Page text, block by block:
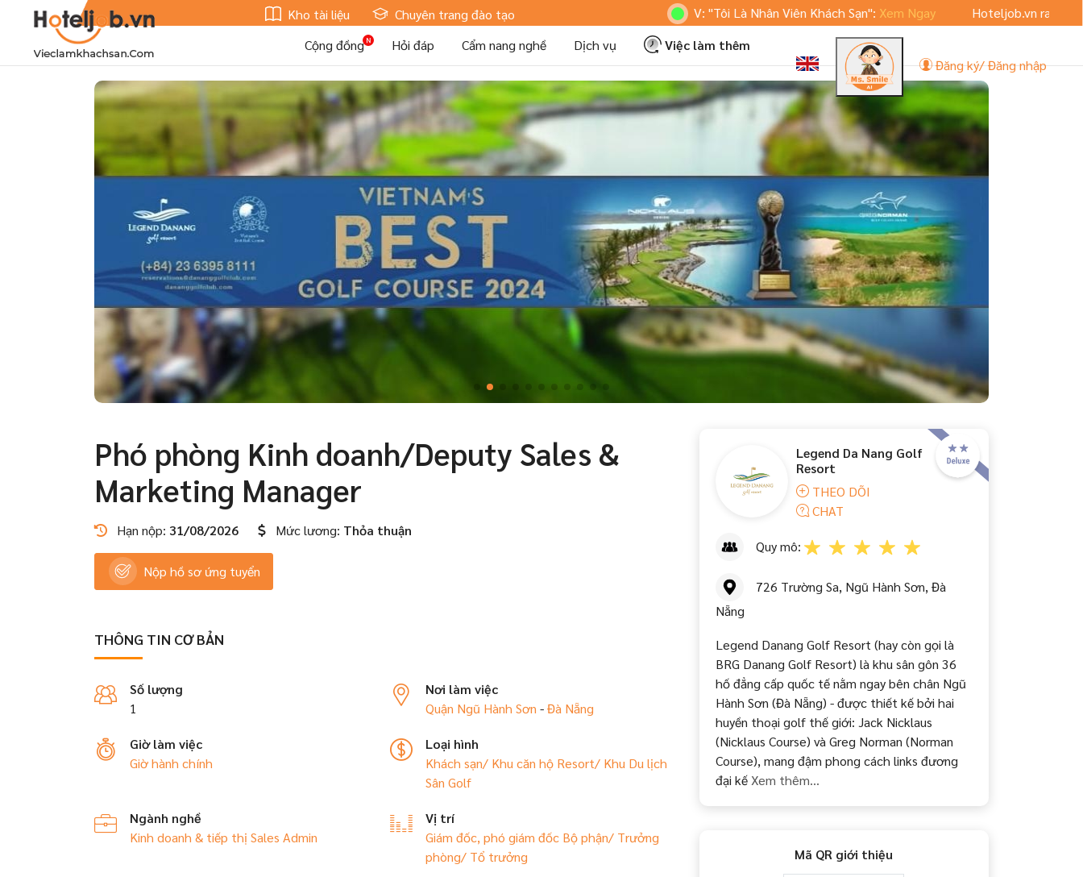
Kho tài liệu Chuyên trang đào tạo Hoteljob MV: "Tôi Là Nhân Viên Khách Sạn":Xem Ngay
Hoteljob.vn ra mắt phiên bản
Cộng đồng
Hỏi đáp Cẩm nang nghề Dịch vụ
Việc làm thêm
Đăng ký/ Đăng nhập
Phó phòng Kinh doanh/Deputy Sales &
Marketing Manager
Hạn nộp: 31/08/2026 Mức lương: Thỏa thuận
Nộp hồ sơ ứng tuyển
THÔNG TIN CƠ BẢN
Số lượng
1
Nơi làm việc
Quận Ngũ Hành Sơn -Đà Nẵng
Giờ làm việc
Giờ hành chính
Loại hình
Khách sạn/ Khu căn hộ Resort/ Khu Du lịch
Sân Golf
Ngành nghề
Kinh doanh & tiếp thị Sales Admin
Vị trí
Giám đốc, phó giám đốc Bộ phận/ Trưởng
phòng/ Tổ trưởng
Legend Da Nang Golf
Resort
THEO DÕI
CHAT
Quy mô:
726 Trường Sa, Ngũ Hành Sơn, Đà
Nẵng
Legend Danang Golf Resort (hay còn gọi là
BRG Danang Golf Resort) là khu sân gôn 36
hố đẳng cấp quốc tế nằm ngay bên chân Ngũ
Hành Sơn (Đà Nẵng) - được thiết kế bởi hai
huyền thoại golf thế giới: Jack Nicklaus
(Nicklaus Course) và Greg Norman (Norman
Course), mang đậm phong cách links đương
đại kếXem thêm...
Mã QR giới thiệu